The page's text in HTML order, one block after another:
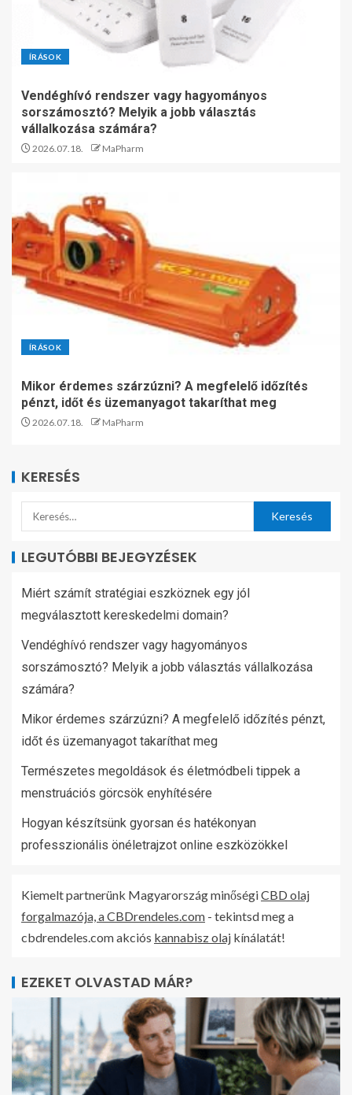
ÍRÁSOK
Vendéghívó rendszer vagy hagyományos
sorszámosztó? Melyik a jobb választás
vállalkozása számára?
2026.07.18. MaPharm
ÍRÁSOK
Mikor érdemes szárzúzni? A megfelelő időzítés
pénzt, időt és üzemanyagot takaríthat meg
2026.07.18. MaPharm
KERESÉS
LEGUTÓBBI BEJEGYZÉSEK
Miért számít stratégiai eszköznek egy jól
megválasztott kereskedelmi domain?
Vendéghívó rendszer vagy hagyományos
sorszámosztó? Melyik a jobb választás vállalkozása
számára?
Mikor érdemes szárzúzni? A megfelelő időzítés pénzt,
időt és üzemanyagot takaríthat meg
Természetes megoldások és életmódbeli tippek a
menstruációs görcsök enyhítésére
Hogyan készítsünk gyorsan és hatékonyan
professzionális önéletrajzot online eszközökkel
Kiemelt partnerünk Magyarország minőségiCBD olaj
forgalmazója, a CBDrendeles.com - tekintsd meg a
cbdrendeles.com akciós kannabisz olaj kínálatát!
EZEKET OLVASTAD MÁR?